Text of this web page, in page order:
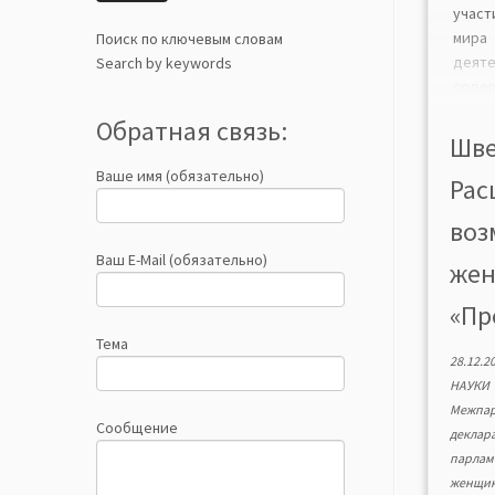
Поиск по ключевым словам
Search by keywords
Обратная связь:
Ваше имя (обязательно)
Ваш E-Mail (обязательно)
Тема
Сообщение
мира
НАУКИ